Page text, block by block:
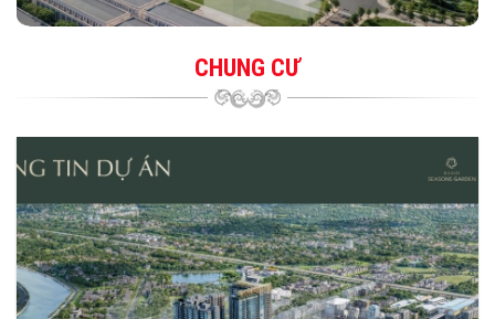
CHUNG CƯ